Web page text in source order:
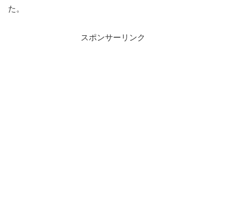
た。
スポンサーリンク